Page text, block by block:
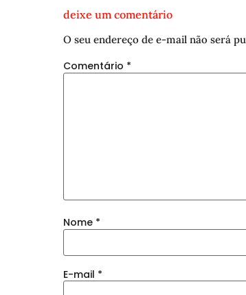
deixe um comentário
O seu endereço de e-mail não será
Comentário *
Nome *
E-mail *